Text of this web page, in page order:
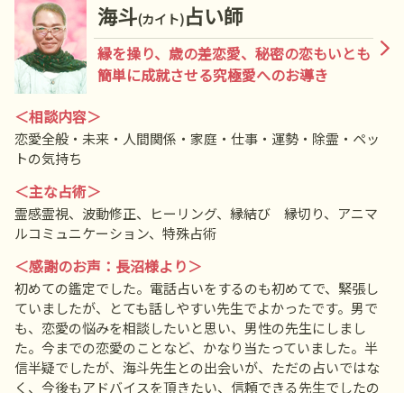
海斗(カイト)占い師
縁を操り、歳の差恋愛、秘密の恋もいとも
簡単に成就させる究極愛へのお導き
＜相談内容＞
恋愛全般・未来・人間関係・家庭・仕事・運勢・除霊・ペッ
トの気持ち
＜主な占術＞
霊感霊視、波動修正、ヒーリング、縁結び 縁切り、アニマ
ルコミュニケーション、特殊占術
＜感謝のお声：長沼様より＞
初めての鑑定でした。電話占いをするのも初めてで、緊張し
ていましたが、とても話しやすい先生でよかったです。男で
も、恋愛の悩みを相談したいと思い、男性の先生にしまし
た。今までの恋愛のことなど、かなり当たっていました。半
信半疑でしたが、海斗先生との出会いが、ただの占いではな
く、今後もアドバイスを頂きたい、信頼できる先生でしたの